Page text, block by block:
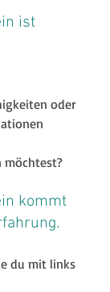
ist
oder
möchtest?
kommt
du mit links